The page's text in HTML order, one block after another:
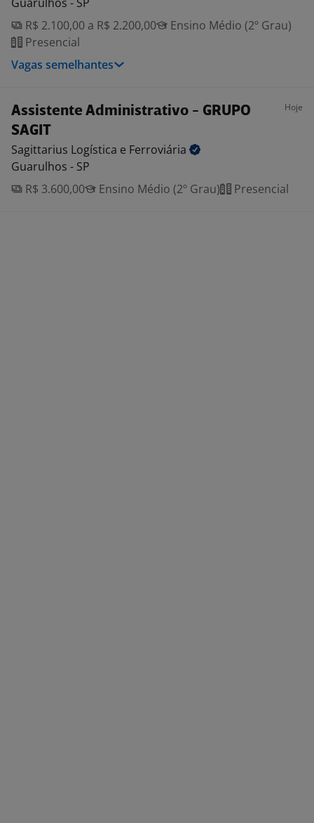
R$ 2.100,00 a R$ 2.200,00
Ensino Médio (2º Grau)
Presencial
Vagas semelhantes
Assistente Administrativo - GRUPO
SAGIT
Hoje
Sagittarius Logística e Ferroviária
Guarulhos - SP
R$ 3.600,00
Ensino Médio (2º Grau) Presencial